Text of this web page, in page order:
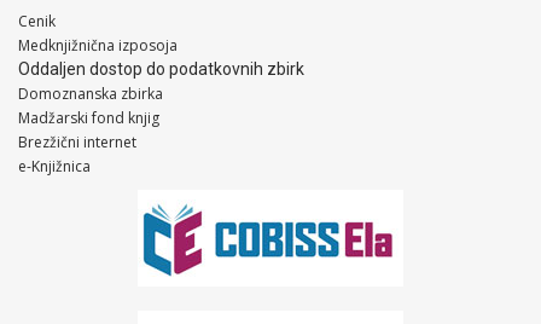
Cenik
Medknjižnična izposoja
Oddaljen dostop do podatkovnih zbirk
Domoznanska zbirka
Madžarski fond knjig
Brezžični internet
e-Knjižnica